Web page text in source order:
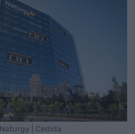
| Cedida